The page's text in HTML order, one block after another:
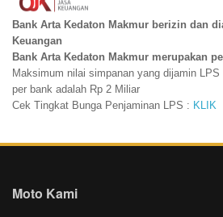
Bank Arta Kedaton Makmur berizin dan
Keuangan
Bank Arta Kedaton Makmur merupakan
Maksimum nilai simpanan yang dijamin LPS
per bank adalah Rp 2 Miliar
Cek Tingkat Bunga Penjaminan LPS : KLIK
Moto Kami